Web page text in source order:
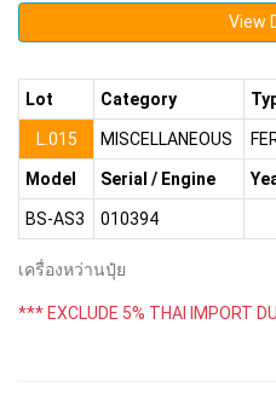
View
Lot Category
L.015 MISCELLANEOUS
Model Serial / Engine
BS-AS3 010394
เครื่องหว่านปุ๋ย
*** EXCLUDE 5% THAI IMPORT